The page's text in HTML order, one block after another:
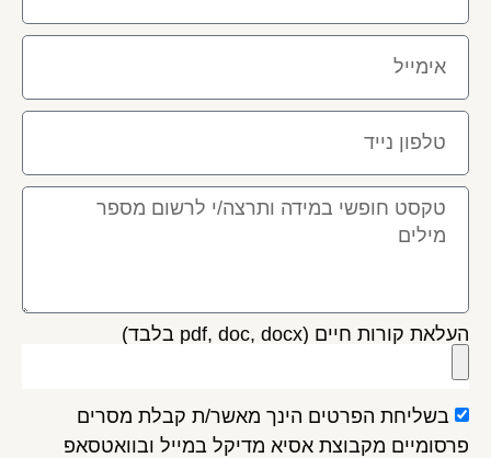
העלאת קורות חיים (pdf, doc, docx בלבד)
בשליחת הפרטים הינך מאשר/ת קבלת מסרים
פרסומיים מקבוצת אסיא מדיקל במייל ובוואטסאפ